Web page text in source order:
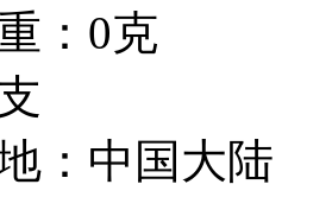
：0克
：中国大陆